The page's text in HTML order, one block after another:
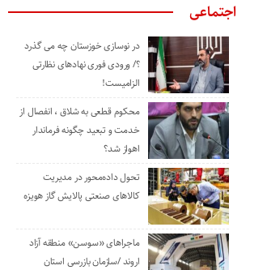
اجتماعی
در نوسازی خوزستان چه می گذرد
؟/ ورودی فوری نهادهای نظارتی
الزامیست!
محکوم قطعی به شلاق ، انفصال از
خدمت و تبعید چگونه فرماندار
اهواز شد؟
تحول داده‌محور در مدیریت
کالاهای صنعتی پالایش گاز هویزه
ماجراهای «سوسن» منطقه آزاد
اروند /سازمان بازرسی استان